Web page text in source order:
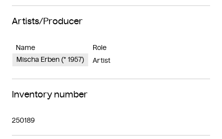
Artists/Producer
Name
Role
Mischa Erben (* 1957)
Artist
Inventory number
250189